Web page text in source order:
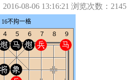
08-06 13:16:21 浏览次数：2145